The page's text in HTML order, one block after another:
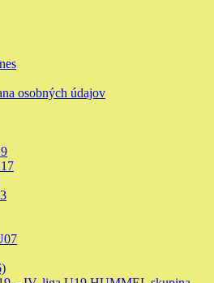
osobných údajov